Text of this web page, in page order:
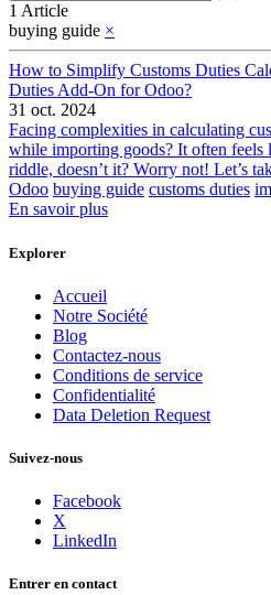
1 Article
buying guide ×
How to Simplify Customs Duties
Duties Add-On for Odoo?
31 oct. 2024
Facing complexities in calculating
while importing goods? It often feels
riddle, doesn’t it? Worry not! Let’s
Odoo buying guide customs duties
En savoir plus
Explorer
Accueil
Notre Société
Blog
Contactez-nous
Conditions de service
Confidentialité
Data Deletion Request
Suivez-nous
Facebook
X
LinkedIn
Entrer en contact